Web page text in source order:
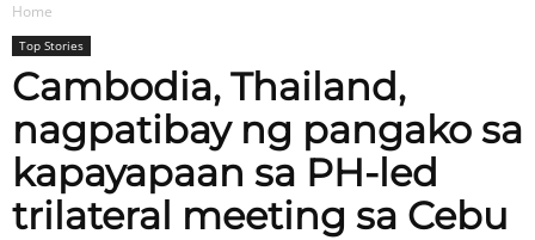
Home
Top Stories
Cambodia, Thailand,
nagpatibay ng pangako sa
kapayapaan sa PH-led
trilateral meeting sa Cebu